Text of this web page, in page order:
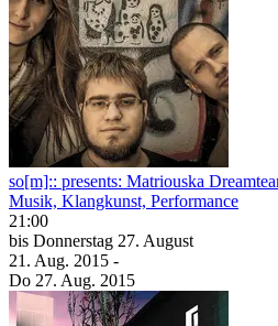
so[m]:: presents: Matriouska
Musik, Klangkunst, Performance
21:00
bis Donnerstag 27. August
21. Aug. 2015 -
Do 27. Aug. 2015